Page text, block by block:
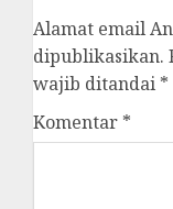
Alamat email
dipublikasikan.
wajib ditandai *
Komentar *